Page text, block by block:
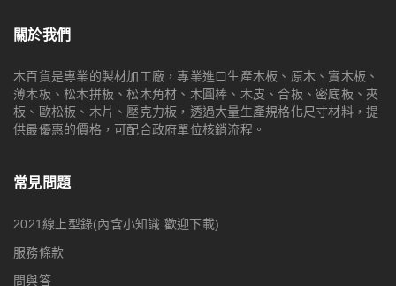
關於我們
木百貨是專業的製材加工廠，專業進口生產木板、原木、實木板、
薄木板、松木拼板、松木角材、木圓棒、木皮、合板、密底板、夾
板、歐松板、木片、壓克力板，透過大量生產規格化尺寸材料，提
供最優惠的價格，可配合政府單位核銷流程。
常見問題
2021線上型錄(內含小知識 歡迎下載)
服務條款
問與答